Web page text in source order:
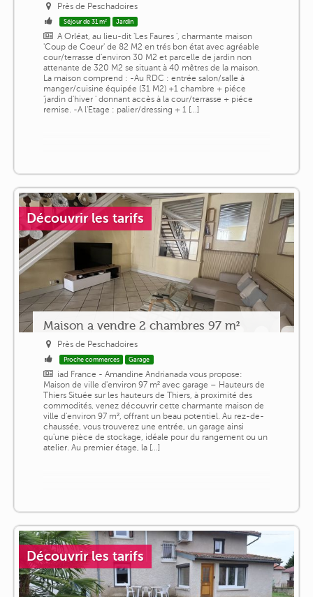
Près de Peschadoires
Séjour de 31 m² Jardin
A Orléat, au lieu-dit 'Les Faures ', charmante maison
'Coup de Coeur' de 82 M2 en trés bon état avec agréable
cour/terrasse d'environ 30 M2 et parcelle de jardin non
attenante de 320 M2 se situant à 40 mêtres de la maison.
La maison comprend : -Au RDC : entrée salon/salle à
manger/cuisine équipée (31 M2) +1 chambre + piéce
'jardin d'hiver ' donnant accès à la cour/terrasse + piéce
remise. -A l'Etage : palier/dressing + 1 [...]
Découvrir les tarifs
Maison a vendre 2 chambres 97 m²
Près de Peschadoires
Proche commerces Garage
iad France - Amandine Andrianada vous propose:
Maison de ville d'environ 97 m² avec garage – Hauteurs de
Thiers Située sur les hauteurs de Thiers, à proximité des
commodités, venez découvrir cette charmante maison de
ville d'environ 97 m², offrant un beau potentiel. Au rez-de-
chaussée, vous trouverez une entrée, un garage ainsi
qu'une pièce de stockage, idéale pour du rangement ou un
atelier. Au premier étage, la [...]
Découvrir les tarifs